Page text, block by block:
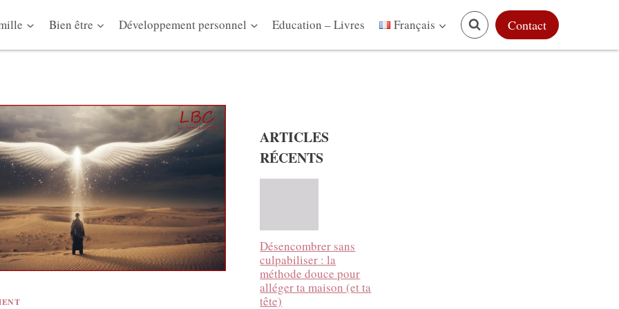
Bien être Développement personnel Education – Livres Français Contact
ARTICLES
RÉCENTS
Désencombrer sans
culpabiliser : la
méthode douce pour
alléger ta maison (et ta
tête)